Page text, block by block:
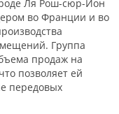
Ля Рош-сюр-Йон
во Франции и во
Группа
продаж на
позволяет ей
передовых